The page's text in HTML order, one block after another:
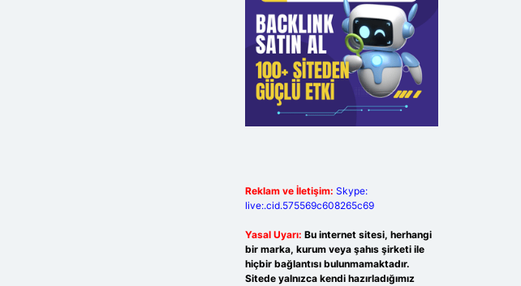
Reklam ve İletişim: Skype:
live:.cid.575569c608265c69
Yasal Uyarı: Bu internet sitesi, herhangi
bir marka, kurum veya şahıs şirketi ile
hiçbir bağlantısı bulunmamaktadır.
Sitede yalnızca kendi hazırladığımız